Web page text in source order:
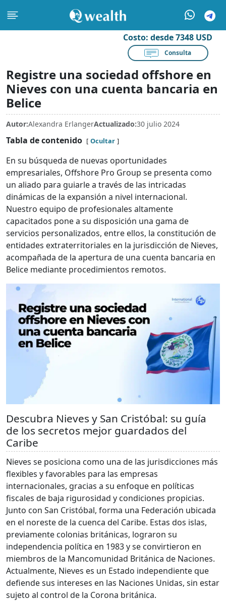
Costo: desde 7348 USD
Consulta
Registre una sociedad offshore en
Nieves con una cuenta bancaria en
Belice
Autor:Alexandra ErlangerActualizado:30 julio 2024
Tabla de contenido Ocultar
En su búsqueda de nuevas oportunidades
empresariales, Offshore Pro Group se presenta como
un aliado para guiarle a través de las intricadas
dinámicas de la expansión a nivel internacional.
Nuestro equipo de profesionales altamente
capacitados pone a su disposición una gama de
servicios personalizados, entre ellos, la constitución de
entidades extraterritoriales en la jurisdicción de Nieves,
acompañada de la apertura de una cuenta bancaria en
Belice mediante procedimientos remotos.
Descubra Nieves y San Cristóbal: su guía
de los secretos mejor guardados del
Caribe
Nieves se posiciona como una de las jurisdicciones más
flexibles y favorables para las empresas
internacionales, gracias a su enfoque en políticas
fiscales de baja rigurosidad y condiciones propicias.
Junto con San Cristóbal, forma una Federación ubicada
en el noreste de la cuenca del Caribe. Estas dos islas,
previamente colonias británicas, lograron su
independencia política en 1983 y se convirtieron en
miembros de la Mancomunidad Británica de Naciones.
Actualmente, Nieves es un Estado independiente que
defiende sus intereses en las Naciones Unidas, sin estar
sujeto al control de la Corona británica.